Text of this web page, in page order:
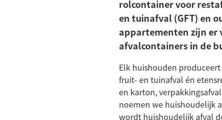
rolcontainer voor
en tuinafval (GFT) en
appartementen zijn er
afvalcontainers in de
Elk huishouden
fruit- en tuinafval én
en karton,
noemen we huishoudelijk
wordt huishoudelijk afval